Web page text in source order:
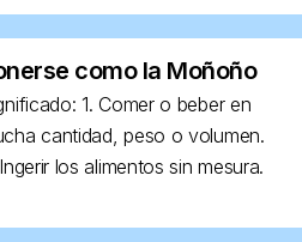
como la Moñoño
1. Comer o beber en
cantidad, peso o volumen.
los alimentos sin mesura.